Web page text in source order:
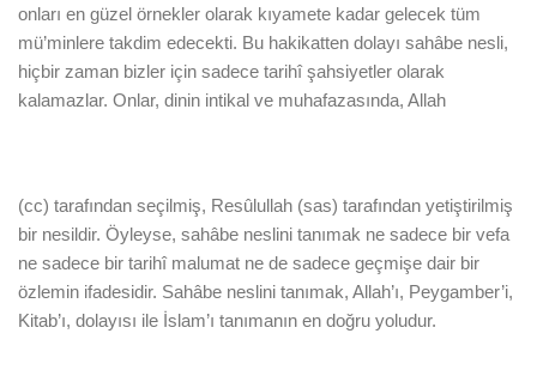
onları en güzel örnekler olarak kıyamete kadar gelecek tüm
mü’minlere takdim edecekti. Bu hakikatten dolayı sahâbe nesli,
hiçbir zaman bizler için sadece tarihî şahsiyetler olarak
kalamazlar. Onlar, dinin intikal ve muhafazasında, Allah
(cc) tarafından seçilmiş, Resûlullah (sas) tarafından yetiştirilmiş
bir nesildir. Öyleyse, sahâbe neslini tanımak ne sadece bir vefa
ne sadece bir tarihî malumat ne de sadece geçmişe dair bir
özlemin ifadesidir. Sahâbe neslini tanımak, Allah’ı, Peygamber’i,
Kitab’ı, dolayısı ile İslam’ı tanımanın en doğru yoludur.